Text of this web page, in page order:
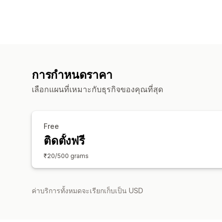
การกำหนดราคา
เลือกแผนที่เหมาะกับธุรกิจของคุณที่สุด
Free
ติดตั้งฟรี
₹20/500 grams
ค่าบริการทั้งหมดจะเรียกเก็บเป็น USD